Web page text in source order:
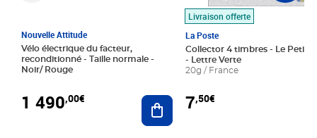
Nouvelle Attitude
Vélo électrique du facteur,
reconditionné - Taille normale -
Noir/ Rouge
1 490,00€ Ajouter au panier
Livraison offerte
La Poste
Collector 4 timbres - Le Petit
- Lettre Verte
20g / France
7,50€